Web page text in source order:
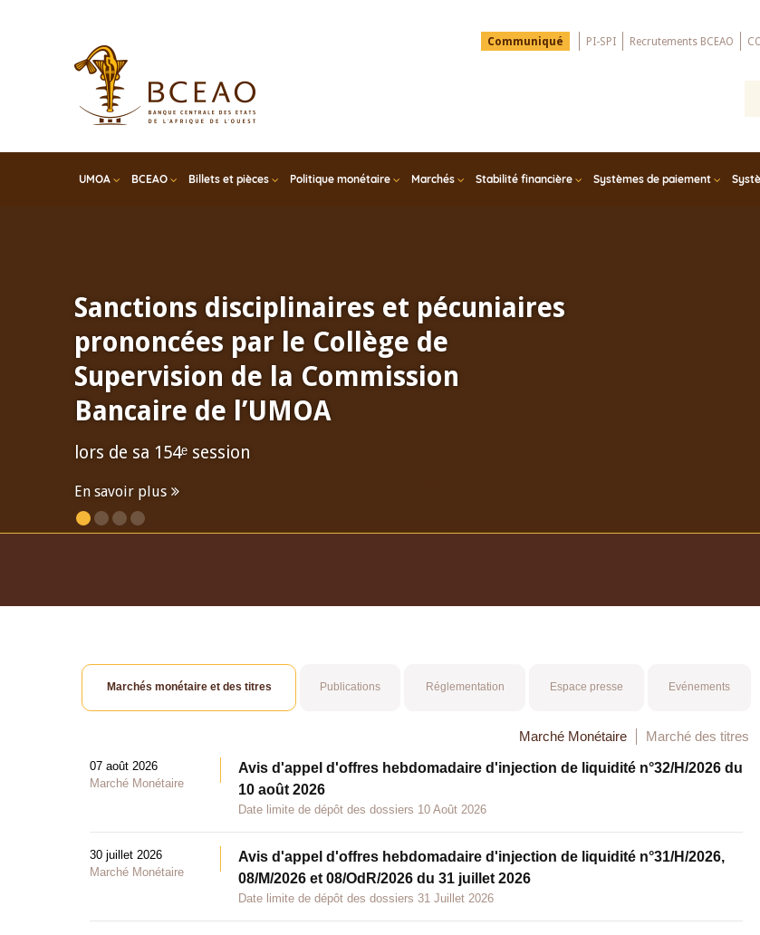
Menu
Top
Communiqué PI-SPI Recrutements BCEAO
UMOA BCEAO Billets et pièces Politique monétaire Marchés Stabilité financière Systèmes de paiement
Sanctions disciplinaires et pécuniaires
prononcées par le Collège de
Supervision de la Commission
Bancaire de l’UMOA
lors de sa 154ᵉ session
En savoir plus
Marchés monétaire et des titres Publications Réglementation Espace presse Evénements
Marché Monétaire Marché des titres
07 août 2026
Marché Monétaire
Avis d'appel d'offres hebdomadaire d'injection de liquidité n°32/H/2026 du
10 août 2026
Date limite de dépôt des dossiers 10 Août 2026
30 juillet 2026
Marché Monétaire
Avis d'appel d'offres hebdomadaire d'injection de liquidité n°31/H/2026,
08/M/2026 et 08/OdR/2026 du 31 juillet 2026
Date limite de dépôt des dossiers 31 Juillet 2026